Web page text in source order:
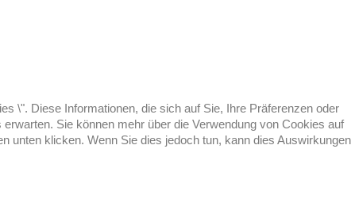
\". Diese Informationen, die sich auf Sie, Ihre Präferenzen oder
Sie können mehr über die Verwendung von Cookies auf
unten klicken. Wenn Sie dies jedoch tun, kann dies Auswirkungen